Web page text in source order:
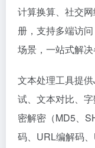
计算换算、社交
册，支持多端访
场景，一站式解决
文本处理工具提
试、文本对比、
密解密（MD5、
码、URL编解码